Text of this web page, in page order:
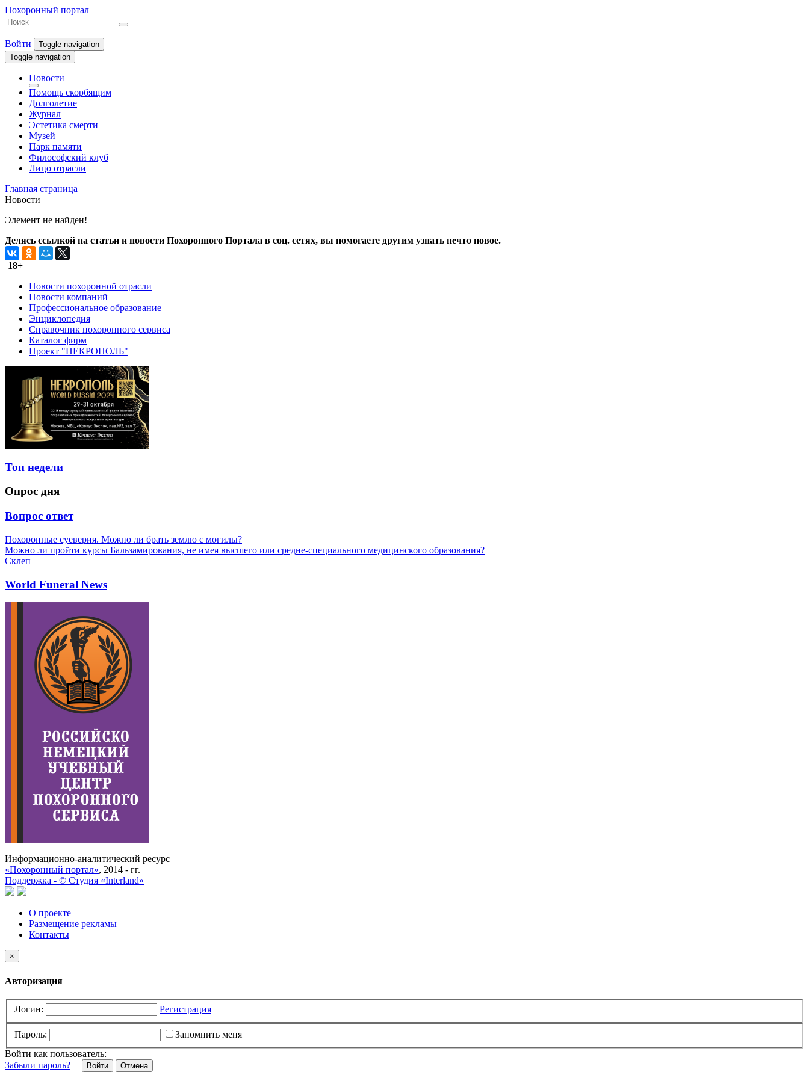
Похоронный портал
Войти
Toggle navigation
Toggle navigation
Новости
Помощь скорбящим
Долголетие
Журнал
Эстетика смерти
Музей
Парк памяти
Философский клуб
Лицо отрасли
Главная страница
Новости
Элемент не найден!
Делясь ссылкой на статьи и новости Похоронного Портала в соц. сетях, вы помогаете другим узнать нечто новое.
18+
Новости похоронной отрасли
Новости компаний
Профессиональное образование
Энциклопедия
Справочник похоронного сервиса
Каталог фирм
Проект "НЕКРОПОЛЬ"
Топ недели
Опрос дня
Вопрос ответ
Похоронные суеверия. Можно ли брать землю с могилы?
Можно ли пройти курсы Бальзамирования, не имея высшего или средне-специального медицинского образования?
Склеп
World Funeral News
Информационно-аналитический ресурс
«Похоронный портал», 2014 - гг.
Поддержка - © Cтудия «Interland»
О проекте
Размещение рекламы
Контакты
×
Авторизация
Логин: Регистрация
Пароль:
Запомнить меня
Войти как пользователь:
Забыли пароль?
Отмена